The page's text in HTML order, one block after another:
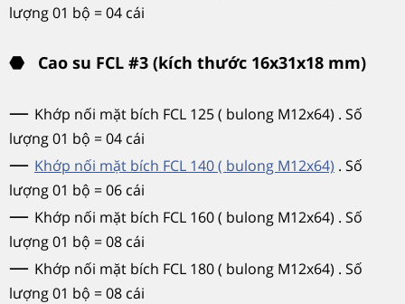
lượng 01 bộ = 04 cái
⬣ Cao su FCL #3 (kích thước 16x31x18 mm)
— Khớp nối mặt bích FCL 125 ( bulong M12x64) . Số
lượng 01 bộ = 04 cái
— Khớp nối mặt bích FCL 140 ( bulong M12x64) . Số
lượng 01 bộ = 06 cái
— Khớp nối mặt bích FCL 160 ( bulong M12x64) . Số
lượng 01 bộ = 08 cái
— Khớp nối mặt bích FCL 180 ( bulong M12x64) . Số
lượng 01 bộ = 08 cái